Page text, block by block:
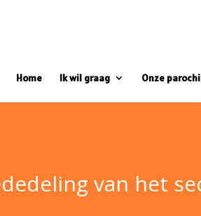
Home Ik wil graag Onze
van het